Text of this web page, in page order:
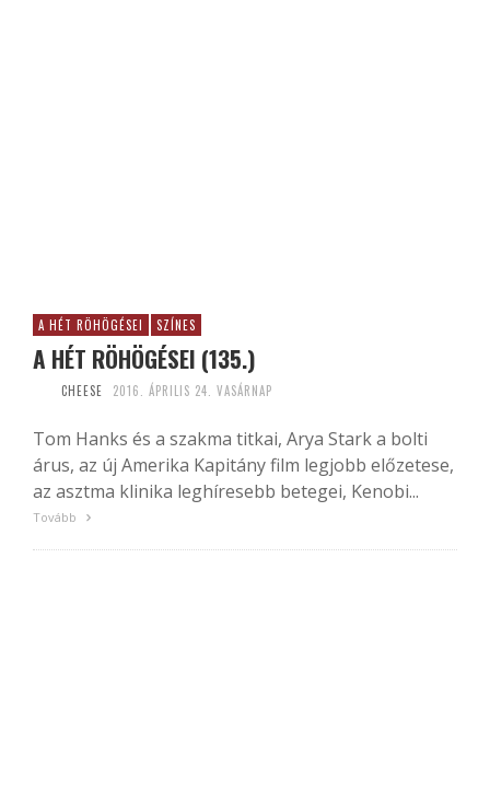
A HÉT RÖHÖGÉSEI SZÍNES
A HÉT RÖHÖGÉSEI (135.)
CHEESE 2016. ÁPRILIS 24. VASÁRNAP
Tom Hanks és a szakma titkai, Arya Stark a bolti
árus, az új Amerika Kapitány film legjobb előzetese,
az asztma klinika leghíresebb betegei, Kenobi...
Tovább